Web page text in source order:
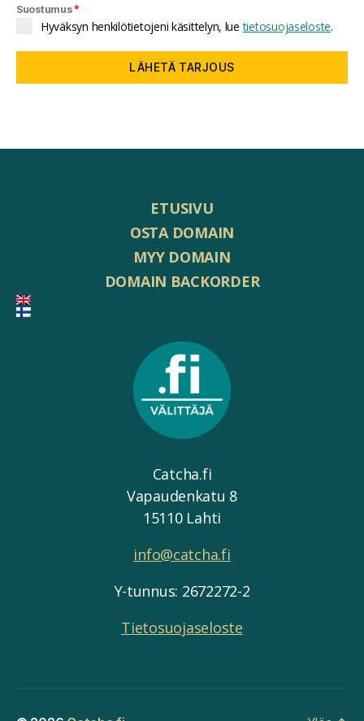
Suostumus*
Hyväksyn henkilötietojeni käsittelyn, luetietosuojaseloste.
LÄHETÄ TARJOUS
ETUSIVU
OSTA DOMAIN
MYY DOMAIN
DOMAIN BACKORDER
Catcha.fi
Vapaudenkatu 8
15110 Lahti
info@catcha.fi
Y-tunnus: 2672272-2
Tietosuojaseloste